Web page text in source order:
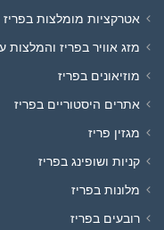
אטרקציות מומלצות בפריז
מזג אוויר בפריז והמלצות
מוזיאונים בפריז
אתרים היסטוריים בפריז
מגזין פריז
קניות ושופינג בפריז
מלונות בפריז
רובעים בפריז